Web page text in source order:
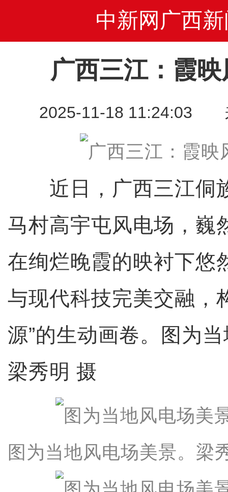
中新网广西新
广西三江：霞
2025-11-18 11:24:03
近日，广西三江侗
马村高宇屯风电场，巍
在绚烂晚霞的映衬下悠
与现代科技完美交融，
源”的生动画卷。图为
梁秀明 摄
图为当地风电场美景。梁